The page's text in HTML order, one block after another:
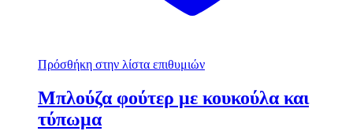
Πρόσθήκη στην λίστα επιθυμιών
Μπλούζα φούτερ με κουκούλα και
τύπωμα